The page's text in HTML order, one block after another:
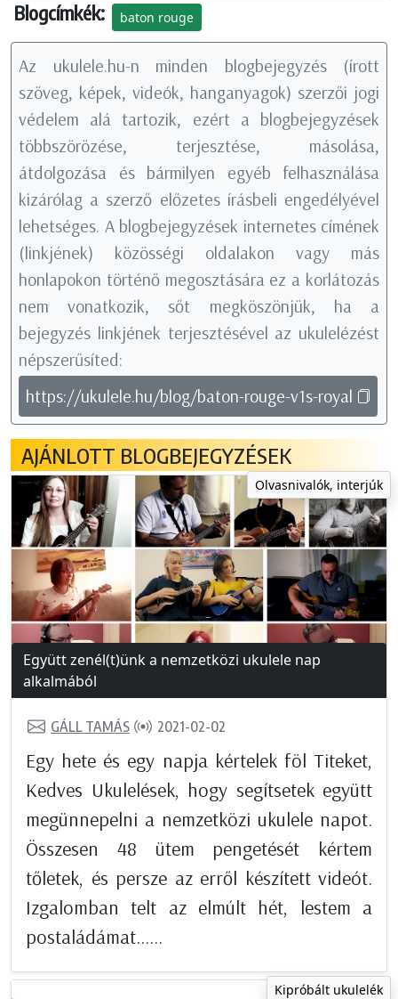
Blogcímkék: baton rouge
Az ukulele.hu-n minden blogbejegyzés (írott
szöveg, képek, videók, hanganyagok) szerzői jogi
védelem alá tartozik, ezért a blogbejegyzések
többszörözése, terjesztése, másolása,
átdolgozása és bármilyen egyéb felhasználása
kizárólag a szerző előzetes írásbeli engedélyével
lehetséges. A blogbejegyzések internetes címének
(linkjének) közösségi oldalakon vagy más
honlapokon történő megosztására ez a korlátozás
nem vonatkozik, sőt megköszönjük, ha a
bejegyzés linkjének terjesztésével az ukulelézést
népszerűsíted:
https://ukulele.hu/blog/baton-rouge-v1s-royal
AJÁNLOTT BLOGBEJEGYZÉSEK
Olvasnivalók, interjúk
Együtt zenél(t)ünk a nemzetközi ukulele nap
alkalmából
GÁLL TAMÁS 2021-02-02
Egy hete és egy napja kértelek föl Titeket,
Kedves Ukulelések, hogy segítsetek együtt
megünnepelni a nemzetközi ukulele napot.
Összesen 48 ütem pengetését kértem
tőletek, és persze az erről készített videót.
Izgalomban telt az elmúlt hét, lestem a
postaládámat......
Kipróbált ukulelék